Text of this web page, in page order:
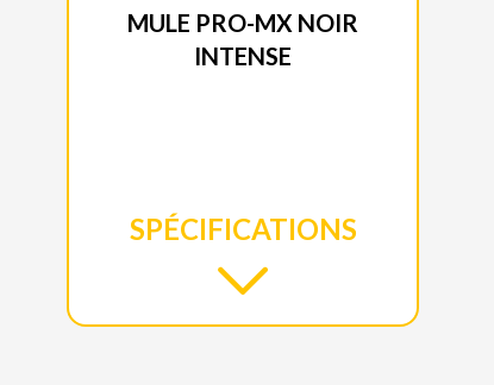
MULE PRO-MX NOIR
INTENSE
SPÉCIFICATIONS